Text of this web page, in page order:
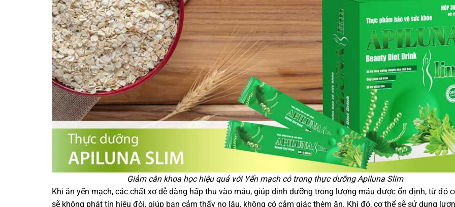
Giảm cân khoa học hiệu quả với Yến mạch có trong thực dưỡng Apiluna Slim
Khi ăn yến mạch, các chất xơ dễ dàng hấp thu vào máu, giúp dinh dưỡng trong lượng máu được ổn định, từ đó
sẽ không phát tín hiệu đói, giúp bạn cảm thấy no lâu, không có cảm giác thèm ăn. Khi đó, cơ thể sẽ sử dụng